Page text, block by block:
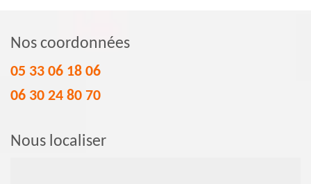
Nos coordonnées
05 33 06 18 06
06 30 24 80 70
Nous localiser